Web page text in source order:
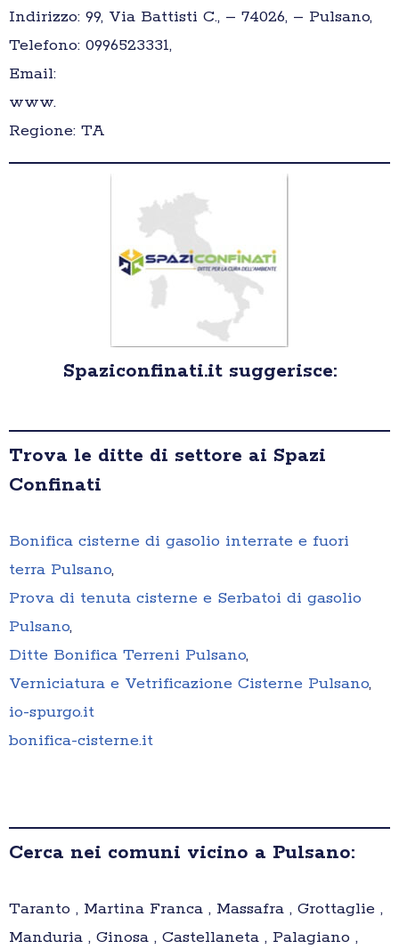
Indirizzo: 99, Via Battisti C., – 74026, – Pulsano,
Telefono: 0996523331,
Email:
www.
Regione: TA
Spaziconfinati.it suggerisce:
Trova le ditte di settore ai Spazi
Confinati
Bonifica cisterne di gasolio interrate e fuori
terra Pulsano,
Prova di tenuta cisterne e Serbatoi di gasolio
Pulsano,
Ditte Bonifica Terreni Pulsano,
Verniciatura e Vetrificazione Cisterne Pulsano,
io-spurgo.it
bonifica-cisterne.it
Cerca nei comuni vicino a Pulsano:
Taranto , Martina Franca , Massafra , Grottaglie ,
Manduria , Ginosa , Castellaneta , Palagiano ,